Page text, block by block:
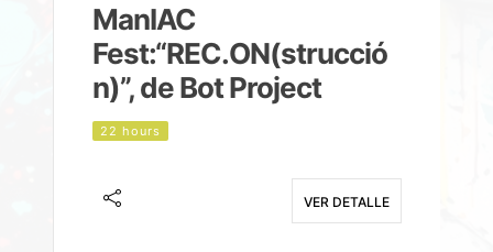
ManIAC
Fest:“REC.ON(strucció
n)”, de Bot Project
22 hours
VER DETALLE